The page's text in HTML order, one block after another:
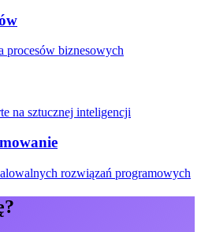
procesów biznesowych
na sztucznej inteligencji
rozwiązań programowych